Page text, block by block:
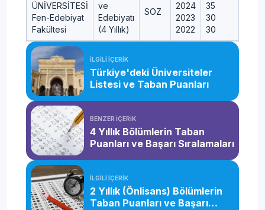
ÜNİVERSİTESİ
Fen-Edebiyat
Fakültesi
ve
Edebiyatı
(4 Yıllık)
SOZ
2024
2023
2022
35
30
30
İLGİLİ İÇERİK
Türkiye'deki Üniversiteler
Listesi ve Taban Puanları
BENZER İÇERİK
4 Yıllık Bölümlerin Taban
Puanları ve Başarı Sıralamaları
İLGİLİ İÇERİK
2 Yıllık (Önlisans) Bölümlerin
Taban Puanları ve Başarı